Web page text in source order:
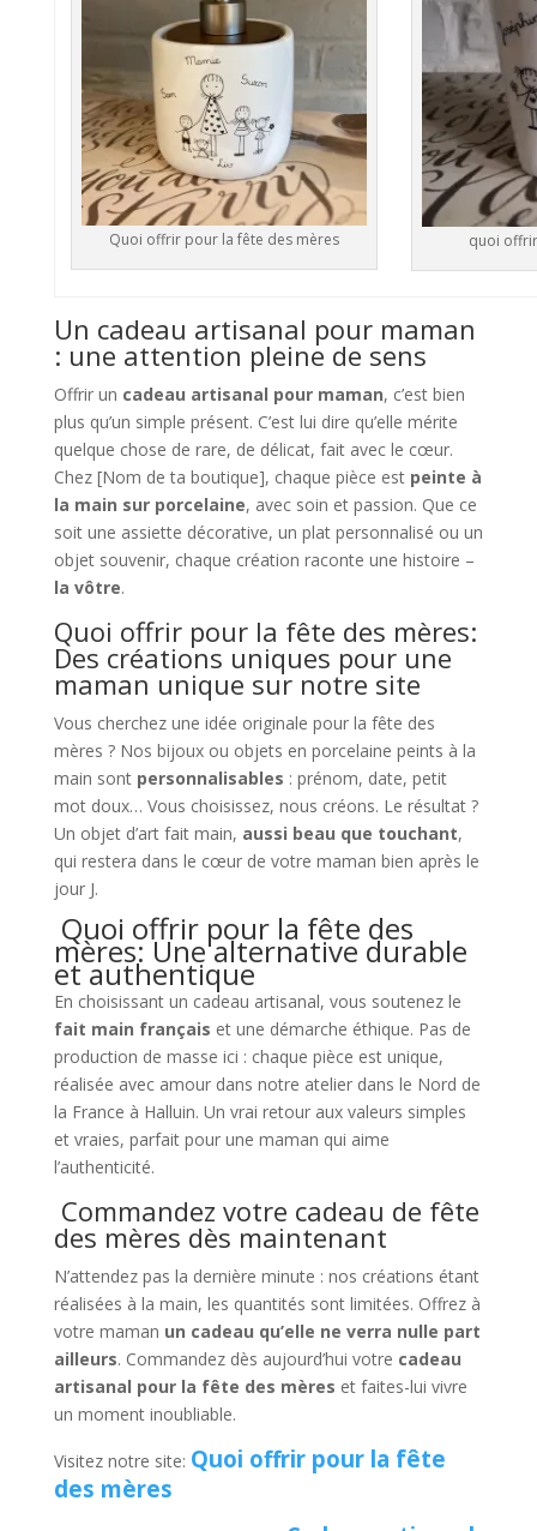
Quoi offrir pour la fête des mères quoi
Un cadeau artisanal pour maman
: une attention pleine de sens
Offrir un cadeau artisanal pour maman, c’est bien
plus qu’un simple présent. C’est lui dire qu’elle mérite
quelque chose de rare, de délicat, fait avec le cœur.
Chez [Nom de ta boutique], chaque pièce est peinte à
la main sur porcelaine, avec soin et passion. Que ce
soit une assiette décorative, un plat personnalisé ou un
objet souvenir, chaque création raconte une histoire –
la vôtre.
Quoi offrir pour la fête des mères:
Des créations uniques pour une
maman unique sur notre site
Vous cherchez une idée originale pour la fête des
mères ? Nos bijoux ou objets en porcelaine peints à la
main sont personnalisables : prénom, date, petit
mot doux… Vous choisissez, nous créons. Le résultat ?
Un objet d’art fait main, aussi beau que touchant,
qui restera dans le cœur de votre maman bien après le
jour J.
Quoi offrir pour la fête des
mères: Une alternative durable
et authentique
En choisissant un cadeau artisanal, vous soutenez le
fait main français et une démarche éthique. Pas de
production de masse ici : chaque pièce est unique,
réalisée avec amour dans notre atelier dans le Nord de
la France à Halluin. Un vrai retour aux valeurs simples
et vraies, parfait pour une maman qui aime
l’authenticité.
Commandez votre cadeau de fête
des mères dès maintenant
N’attendez pas la dernière minute : nos créations étant
réalisées à la main, les quantités sont limitées. Offrez à
votre maman un cadeau qu’elle ne verra nulle part
ailleurs. Commandez dès aujourd’hui votre cadeau
artisanal pour la fête des mères et faites-lui vivre
un moment inoubliable.
Visitez notre site: Quoi offrir pour la fête
des mères